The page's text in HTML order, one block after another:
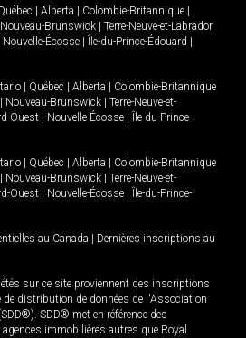
Alberta Colombie-Britannique
Nouveau-Brunswick
Terre-Neuve-et-Labrador
Nouvelle-Écosse Île-du-Prince-Édouard
Québec Alberta
Colombie-Britannique
Nouveau-Brunswick
Terre-Neuve-et-
Ouest Nouvelle-Écosse
Île-du-Prince-
Québec Alberta
Colombie-Britannique
Nouveau-Brunswick
Terre-Neuve-et-
Ouest Nouvelle-Écosse
Île-du-Prince-
au Canada
Dernières inscriptions au
sur ce site proviennent des inscriptions
de distribution de données de l'Association
SDD® met en référence des
immobilières autres que Royal